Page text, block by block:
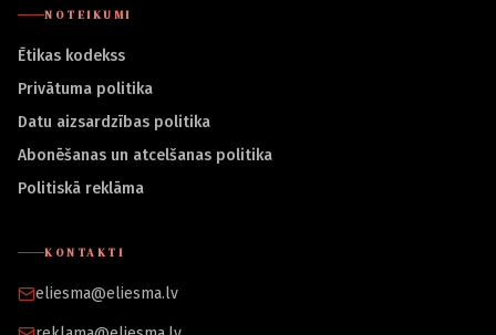
NOTEIKUMI
Ētikas kodekss
Privātuma politika
Datu aizsardzības politika
Abonēšanas un atcelšanas politika
Politiskā reklāma
KONTAKTI
eliesma@eliesma.lv